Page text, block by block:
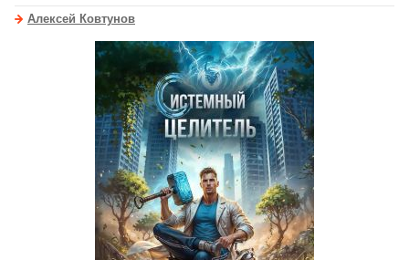
Алексей Ковтунов